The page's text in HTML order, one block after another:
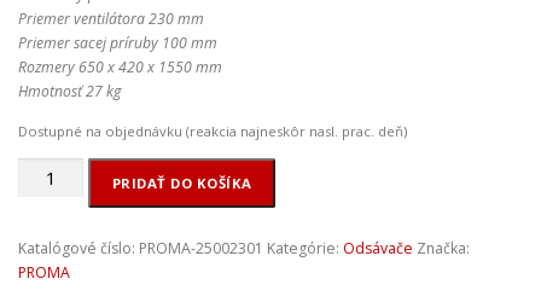
Priemer ventilátora 230 mm
Priemer sacej príruby 100 mm
Rozmery 650 x 420 x 1550 mm
Hmotnosť 27 kg
Dostupné na objednávku (reakcia najneskôr nasl. prac. deň)
množstvo
OP-
750
PRIDAŤ DO KOŠÍKA
Katalógové číslo: PROMA-25002301 Kategórie: Odsávače Značka:
PROMA